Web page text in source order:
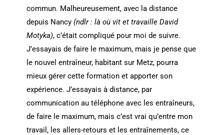
commun. Malheureusement, avec la distance
depuis Nancy (ndlr : là où vit et travaille David
Motyka), c’était compliqué pour moi de suivre.
J’essayais de faire le maximum, mais je pense que
le nouvel entraîneur, habitant sur Metz, pourra
mieux gérer cette formation et apporter son
expérience. J’essayais à distance, par
communication au téléphone avec les entraîneurs,
de faire le maximum, mais c’est vrai qu’entre mon
travail, les allers-retours et les entraînements, ce